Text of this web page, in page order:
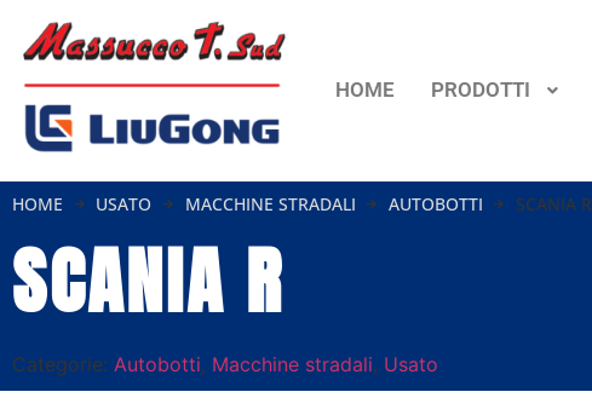
HOME PRODOTTI
HOME USATO MACCHINE STRADALI AUTOBOTTI SCANIA R
SCANIA R
Categorie: Autobotti, Macchine stradali, Usato